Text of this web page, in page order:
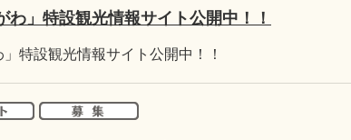
わ」特設観光情報サイト公開中！！
特設観光情報サイト公開中！！